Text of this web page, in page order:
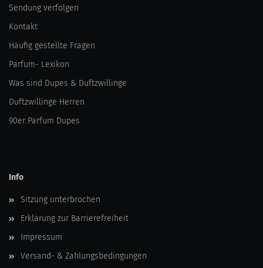
Sendung verfolgen
Kontakt
Häufig gestellte Fragen
Parfum- Lexikon
Was sind Dupes & Duftzwillinge
Duftzwillinge Herren
90er Parfum Dupes
Info
Sitzung unterbrochen
Erklärung zur Barrierefreiheit
Impressum
Versand- & Zahlungsbedingungen